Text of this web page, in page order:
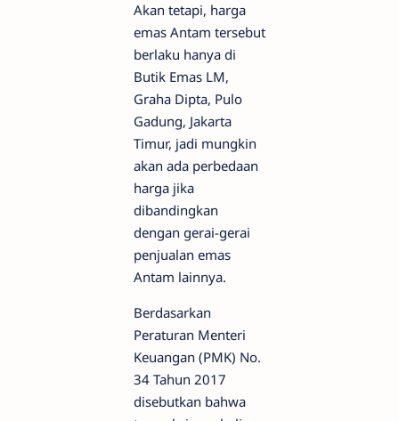
Akan tetapi, harga
emas Antam tersebut
berlaku hanya di
Butik Emas LM,
Graha Dipta, Pulo
Gadung, Jakarta
Timur, jadi mungkin
akan ada perbedaan
harga jika
dibandingkan
dengan gerai-gerai
penjualan emas
Antam lainnya.
Berdasarkan
Peraturan Menteri
Keuangan (PMK) No.
34 Tahun 2017
disebutkan bahwa